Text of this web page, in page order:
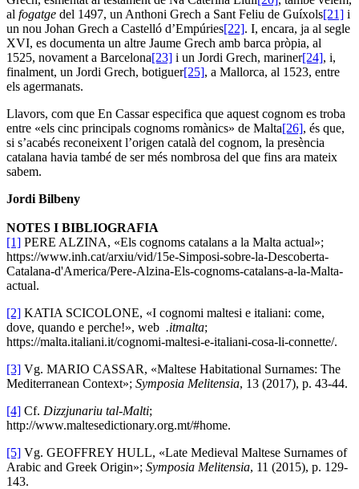
al fogatge del 1497, un Anthoni Grech a Sant Feliu de Guíxols[21] i
un nou Johan Grech a Castelló d’Empúries[22]. I, encara, ja al segle
XVI, es documenta un altre Jaume Grech amb barca pròpia, al
1525, novament a Barcelona[23] i un Jordi Grech, mariner[24], i,
finalment, un Jordi Grech, botiguer[25], a Mallorca, al 1523, entre
els agermanats.
Llavors, com que En Cassar especifica que aquest cognom es troba
entre «els cinc principals cognoms romànics» de Malta[26], és que,
si s’acabés reconeixent l’origen català del cognom, la presència
catalana havia també de ser més nombrosa del que fins ara mateix
sabem.
Jordi Bilbeny
NOTES I BIBLIOGRAFIA
[1] PERE ALZINA, «Els cognoms catalans a la Malta actual»;
https://www.inh.cat/arxiu/vid/15e-Simposi-sobre-la-Descoberta-
Catalana-d'America/Pere-Alzina-Els-cognoms-catalans-a-la-Malta-
actual.
[2] KATIA SCICOLONE, «I cognomi maltesi e italiani: come,
dove, quando e perche!», web .itmalta;
https://malta.italiani.it/cognomi-maltesi-e-italiani-cosa-li-connette/.
[3] Vg. MARIO CASSAR, «Maltese Habitational Surnames: The
Mediterranean Context»; Symposia Melitensia, 13 (2017), p. 43-44.
[4] Cf. Dizzjunariu tal-Malti;
http://www.maltesedictionary.org.mt/#home.
[5] Vg. GEOFFREY HULL, «Late Medieval Maltese Surnames of
Arabic and Greek Origin»; Symposia Melitensia, 11 (2015), p. 129-
143.